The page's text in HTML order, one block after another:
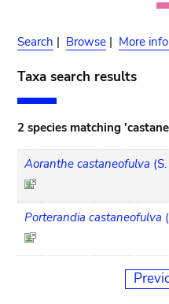
Search | Browse | More
Taxa search results
2 species matching
Aoranthe castaneofulva
Porterandia castaneofulva